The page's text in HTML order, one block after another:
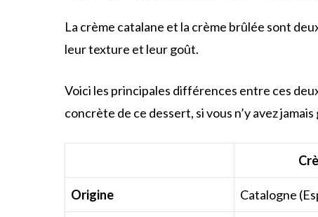
La crème catalane et la crème brûlée sont
leur texture et leur goût.
Voici les principales différences entre ces
concrète de ce dessert, si vous n’y avez
Origine Catalogne